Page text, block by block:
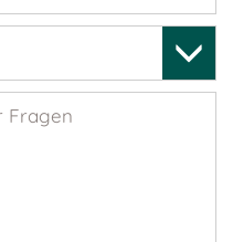
Fragen